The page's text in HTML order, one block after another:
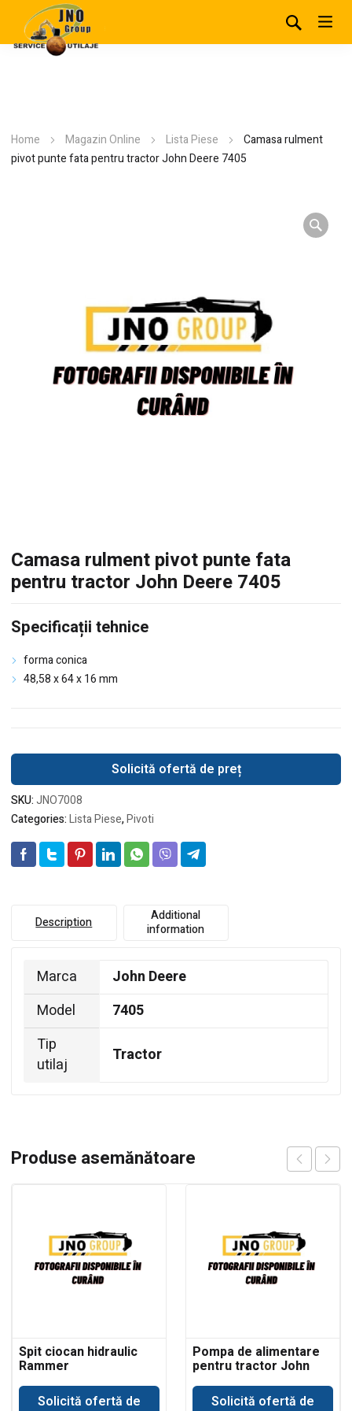
Home Magazin Online Lista Piese
Camasa rulment
pivot punte fata pentru tractor John Deere 7405
Camasa rulment pivot punte fata
pentru tractor John Deere 7405
Specificații tehnice
forma conica
48,58 x 64 x 16 mm
Solicită ofertă de preț
SKU:JNO7008
Categories:Lista Piese,Pivoti
Description
Additional
information
Marca
John Deere
Model
7405
Tip
utilaj
Tractor
Produse asemănătoare
Spit ciocan hidraulic
Rammer
Solicită ofertă de
Pompa de alimentare
pentru tractor John
Solicită ofertă de